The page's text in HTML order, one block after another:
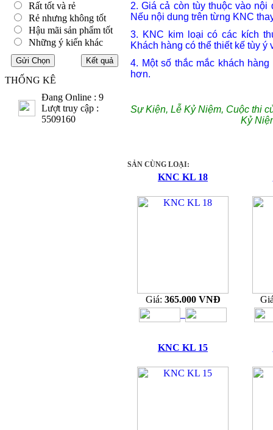
Rất tốt và rẻ
Rẻ nhưng không tốt
Hậu mãi sản phẩm tốt
Những ý kiến khác
THỐNG KÊ
Đang Online : 9
Lượt truy cập :
5509160
2. Giá cả còn tùy thuộc vào
Nếu nội dung trên từng KNC
3. KNC kim loại có các kích
Khách hàng có thể thiết kế tùy
4. Một số thắc mắc khách
hơn.
Sự Kiện, Lễ Kỷ Niệm, Cuộc thi
Kỷ
SẢN CÙNG LOẠI:
KNC KL 18
Giá: 365.000 VNĐ
KNC KL 15